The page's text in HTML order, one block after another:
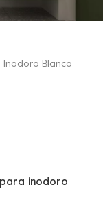
Inodoro Blanco
para inodoro